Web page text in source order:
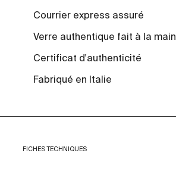
Courrier express assuré
Verre authentique fait à la main
Certificat d'authenticité
Fabriqué en Italie
FICHES TECHNIQUES